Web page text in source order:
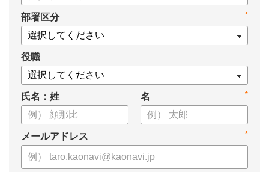
・タレントマネジメントシステム導入を検討する際の10個の選
定ポイント
・システム導入までの3つのステップ
についてまとめています。ぜひお役立てください。
*
部署区分
役職
氏名：姓 *
名
*
メールアドレス